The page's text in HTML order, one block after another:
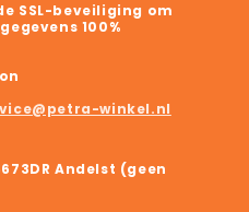
SSL-beveiliging om
100%
winkel.nl
Andelst (geen